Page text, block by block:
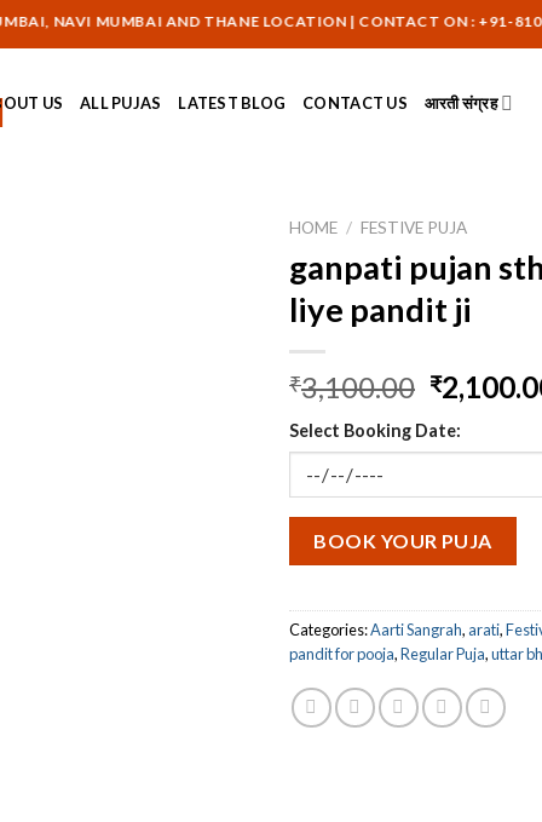
NAVI MUMBAI AND THANE LOCATION | CONTACT ON : +91-
US ALL PUJAS LATEST BLOG CONTACT US आरती संग्रह
HOME / FESTIVE PUJA
ganpati pujan
liye pandit ji
₹3,100.00 Original
price
was:
₹
Select Booking Date:
BOOK YOUR PUJA
Categories:Aarti Sangrah,arati,
pandit for pooja,Regular Puja,uttar